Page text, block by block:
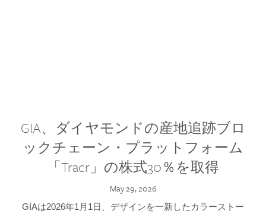
GIA、ダイヤモンドの産地追跡ブロ
ックチェーン・プラットフォーム
「Tracr」の株式30％を取得
May 29, 2026
GIAは2026年1月1日、デザインを一新したカラーストー